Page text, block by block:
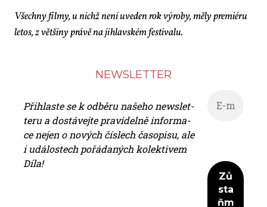
Všech­ny fil­my, u nichž ne­ní uve­den rok vý­ro­by, mě­ly pre­mi­é­ru
le­tos, z vět­ši­ny prá­vě na jih­lav­ském fes­ti­va­lu.
NEWS­LET­TER
Při­hlas­te se k od­bě­ru na­še­ho news­let­
te­ru a do­stá­vej­te pra­vi­del­ně in­for­ma­
ce nejen o no­vých čís­lech ča­so­pi­su, ale
i udá­los­tech po­řá­da­ných ko­lek­ti­vem
Dí­la!